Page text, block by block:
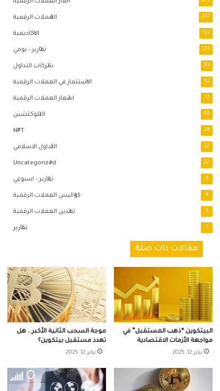
العملات الرقمية 247
الاكاديمية 192
تقارير – يومي 124
شركات التداول 93
الاستثمار في العملات الرقمية 92
اسعار العملات الرقمية 72
البلوكتشين 46
NFT 28
التداول الاسلامي 22
Uncategorized 22
تقارير – اسبوعي 8
كواليس العملات الرقمية 4
تعدين العملات الرقمية 3
تقارير 1
مقالات ذات صلة
موجة السحب الثانية الأكبر.. هل
تهدد مستقبل بيتكوين؟
يناير 12, 2025
البيتكوين “ذهب المستقبل” في
مواجهة الأزمات الاقتصادية
يناير 12, 2025